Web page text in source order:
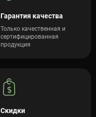
Гарантия качества
Только качественная и
сертифицированная
продукция
Скидки